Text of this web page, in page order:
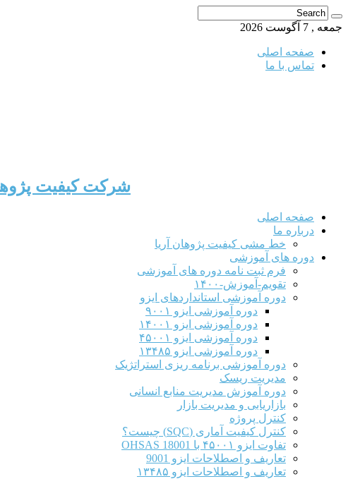
جمعه , 7 آگوست 2026
صفحه اصلی
تماس با ما
شرکت کیفیت
صفحه اصلی
درباره ما
خط مشی کیفیت پژوهان آریا
دوره های آموزشی
فرم ثبت نامه دوره های آموزشی
تقویم-آموزش-۱۴۰۰
دوره آموزشی استانداردهای ایزو
دوره آموزشی ایزو ۹۰۰۱
دوره آموزشی ایزو ۱۴۰۰۱
دوره آموزشی ایزو ۴۵۰۰۱
دوره آموزشی ایزو ۱۳۴۸۵
دوره آموزشی برنامه ریزی استراتژیک
مدیریت ریسک
دوره آموزش مدیریت منابع انسانی
بازاریابی و مدیریت بازار
کنترل پروژه
کنترل کیفیت آماری (SQC) چیست؟
تفاوت ایزو ۴۵۰۰۱ با OHSAS 18001
تعاریف و اصطلاحات ایزو 9001
تعاریف و اصطلاحات ایزو ۱۳۴۸۵